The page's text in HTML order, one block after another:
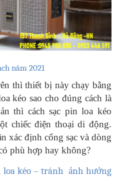
năm 2021
thì thiết bị này chạy bằng
kéo sao cho đúng cách là
thì cách sạc pin loa kéo
chiếc điện thoại di động.
xác định cổng sạc và dòng
phù hợp hay không?
kéo – tránh ảnh hưởng